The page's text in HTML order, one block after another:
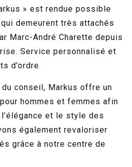
» est rendue possible
demeurent très attachés
Marc-André Charette depuis
Service personnalisé et
d’ordre.
conseil, Markus offre un
hommes et femmes afin
et le style des
également revaloriser
grâce à notre centre de